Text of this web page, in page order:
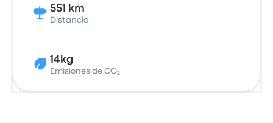
551 km
Distancia
14kg
Emisiones de CO₂